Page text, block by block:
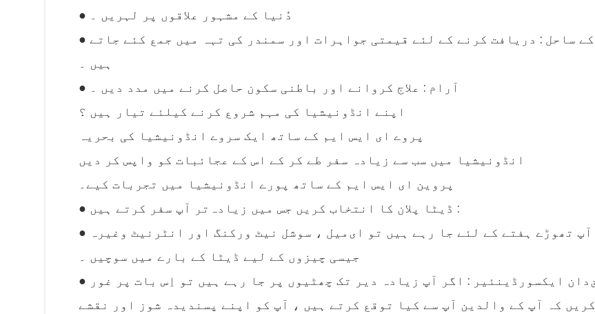
● دُنیا کے مشہور علاقوں پر لہریں ۔
● جزیرے کے ساحل : دریافت کرنے کے لئے قیمتی جواہرات اور سمندر کی تہہ میں جمع کئے جاتے
ہیں ۔
● آرام : علاج کروانے اور باطنی سکون حاصل کرنے میں مدد دیں ۔
اپنے انڈونیشیا کی مہم شروع کرنے کیلئے تیار ہیں ؟
پروے ای ایس ایم کے ساتھ ایک سروے انڈونیشیا کی بحریہ
انڈونیشیا میں سب سے زیادہ سفر طے کر کے اس کے عجائبات کو واپس کر دیں
پروین ای ایس ایم کے ساتھ پورے انڈونیشیا میں تجربات کیے۔
● ڈیٹا پلان کا انتخاب کریں جس میں زیادہ‌تر آپ سفر کرتے ہیں :
● اگر آپ تھوڑے ہفتے کے لئے جا رہے ہیں تو ای‌میل ، سوشل نیٹ ورکنگ اور انٹرنیٹ وغیرہ
جیسی چیزوں کے لیے ڈیٹا کے بارے میں سوچیں ۔
● تحقیق‌دان ایکسورڈینئیر : اگر آپ زیادہ دیر تک چھٹیوں پر جا رہے ہیں تو اِس بات پر غور
کریں کہ آپ کے والدین آپ سے کیا توقع کرتے ہیں ، آپ کو اپنے پسندیدہ شوز اور نقشے